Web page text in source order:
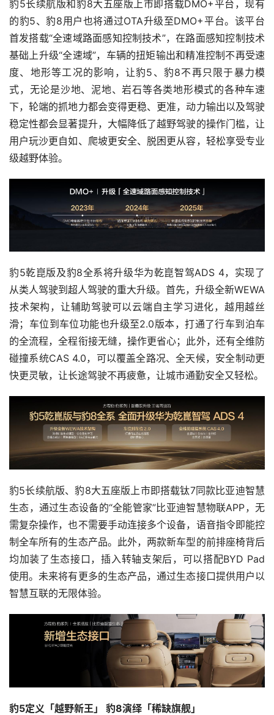
豹5长续航版和豹8大五座版上市即搭载DMO+平台，现有
的豹5、豹8用户也将通过OTA升级至DMO+平台。该平台
首发搭载“全速域路面感知控制技术”，在路面感知控制技术
基础上升级“全速域”，车辆的扭矩输出和精准控制不再受速
度、地形等工况的影响，让豹5、豹8不再只限于暴力模
式，无论是沙地、泥地、岩石等各类地形模式的各种车速
下，轮端的抓地力都会变得更稳、更准，动力输出以及驾驶
稳定性都会显著提升，大幅降低了越野驾驶的操作门槛，让
用户玩沙更自如、爬坡更安全、脱困更从容，轻松享受专业
级越野体验。
豹5乾崑版及豹8全系将升级华为乾崑智驾ADS 4，实现了
从类人驾驶到超人驾驶的重大升级。首先，升级全新WEWA
技术架构，让辅助驾驶可以云端自主学习进化，越用越丝
滑；车位到车位功能也升级至2.0版本，打通了行车到泊车
的全流程，全程衔接无缝，操作更省心；此外，还有全维防
碰撞系统CAS 4.0，可以覆盖全路况、全天候，安全制动更
快更灵敏，让长途驾驶不再疲惫，让城市通勤安全又轻松。
豹5长续航版、豹8大五座版上市即搭载钛7同款比亚迪智慧
生态，通过生态设备的“全能管家”比亚迪智慧物联APP，无
需复杂操作，也不需要手动连接多个设备，语音指令即能控
制全车所有的生态产品。此外，两款新车型的前排座椅背后
均加装了生态接口，插入转轴支架后，可以搭配BYD Pad
使用。未来将有更多的生态产品，通过生态接口提供用户以
智慧互联的无限体验。
豹5定义「越野新王」 豹8演绎「稀缺旗舰」